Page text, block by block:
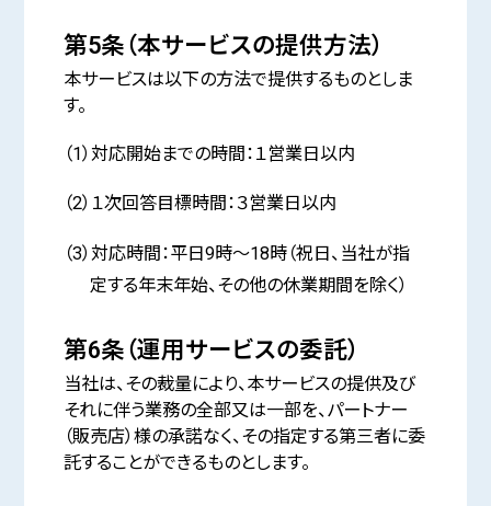
第5条（本サービスの提供方法）
本サービスは以下の方法で提供するものとしま
す。
（1）対応開始までの時間：１営業日以内
（2）１次回答目標時間：３営業日以内
（3）対応時間：平日9時～18時（祝日、当社が指
定する年末年始、その他の休業期間を除く）
第6条（運用サービスの委託）
当社は、その裁量により、本サービスの提供及び
それに伴う業務の全部又は一部を、パートナー
（販売店）様の承諾なく、その指定する第三者に委
託することができるものとします。